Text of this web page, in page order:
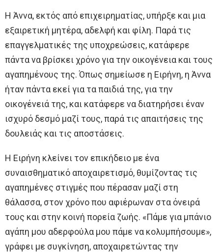
Η Άννα, εκτός από επιχειρηματίας, υπήρξε και μια
εξαιρετική μητέρα, αδελφή και φίλη. Παρά τις
επαγγελματικές της υποχρεώσεις, κατάφερε
πάντα να βρίσκει χρόνο για την οικογένεια και τους
αγαπημένους της. Όπως σημείωσε η Ειρήνη, η Άννα
ήταν πάντα εκεί για τα παιδιά της, για την
οικογένειά της, και κατάφερε να διατηρήσει έναν
ισχυρό δεσμό μαζί τους, παρά τις απαιτήσεις της
δουλειάς και τις αποστάσεις.
Η Ειρήνη κλείνει τον επικήδειο με ένα
συναισθηματικό αποχαιρετισμό, θυμίζοντας τις
αγαπημένες στιγμές που πέρασαν μαζί στη
θάλασσα, στον χρόνο που αφιέρωναν στα όνειρά
τους και στην κοινή πορεία ζωής. «Πάμε για μπάνιο
αγάπη μου αδερφούλα μου πάμε να κολυμπήσουμε»,
γράφει με συγκίνηση, αποχαιρετώντας την